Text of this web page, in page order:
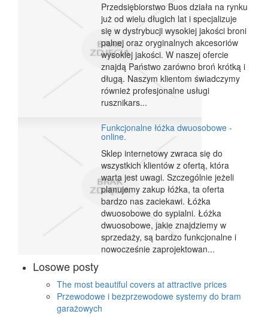
Przedsiębiorstwo Buos działa na rynku
już od wielu długich lat i specjalizuje
się w dystrybucji wysokiej jakości broni
palnej oraz oryginalnych akcesoriów
wysokiej jakości. W naszej ofercie
znajdą Państwo zarówno broń krótką i
długą. Naszym klientom świadczymy
również profesjonalne usługi
rusznikars...
Funkcjonalne łóżka dwuosobowe -
online.
Sklep internetowy zwraca się do
wszystkich klientów z ofertą, która
warta jest uwagi. Szczególnie jeżeli
planujemy zakup łóżka, ta oferta
bardzo nas zaciekawi. Łóżka
dwuosobowe do sypialni. Łóżka
dwuosobowe, jakie znajdziemy w
sprzedaży, są bardzo funkcjonalne i
nowocześnie zaprojektowan...
Losowe posty
The most beautiful covers at attractive prices
Przewodowe i bezprzewodowe systemy do bram
garażowych